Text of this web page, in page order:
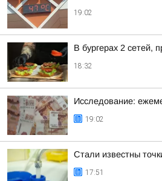
19:02
В бургерах 2 сетей,
18:32
Исследование:
19:02
Стали известны
17:51